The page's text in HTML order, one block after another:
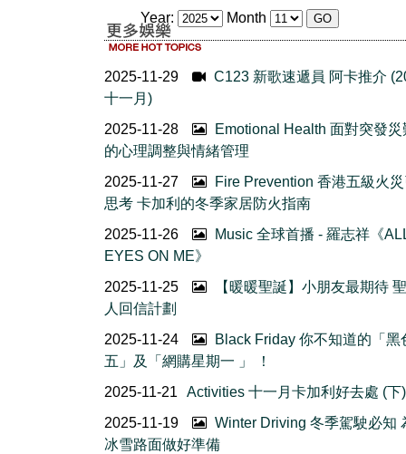
Year: Month
2025-11-29
C123 新歌速遞員 阿卡推介
十一月)
2025-11-28
Emotional Health 面對突發災
的心理調整與情緒管理
2025-11-27
Fire Prevention 香港五級火
思考 卡加利的冬季家居防火指南
2025-11-26
Music 全球首播 - 羅志祥《
EYES ON ME》
2025-11-25
【暖暖聖誕】小朋友最期待
人回信計劃
2025-11-24
Black Friday 你不知道的「黑
五」及「網購星期一 」 ！
2025-11-21
Activities 十一月卡加利好去處 (下)
2025-11-19
Winter Driving 冬季駕駛必知
冰雪路面做好準備